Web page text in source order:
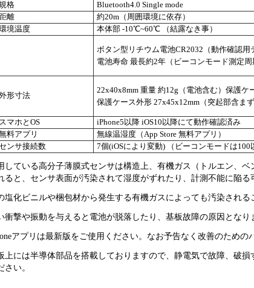
格
Bluetooth4.0 Single mode
離
約20m（周囲環境に依存）
境温度
本体部 -10℃~60℃ （結露なき事）
ボタン型リチウム電池CR2032（動作確認用
電池寿命 最長約2年（ビーコンモード測定周
形寸法
22x40x8mm 重量 約12g（電池含む）保護ケ
保護ケース外形 27x45x12mm（突起部含まず
マホとOS
iPhone5以降 iOS10以降にて動作確認済み
料アプリ
無線温湿度（App Store 無料アプリ）
ンサ接続数
7個(iOSにより変動) （ビーコンモードは100
している高分子薄膜式センサは構造上、有機ガス（トルエン、
ると、センサ表面が汚染されて湿度がずれたり、計測不能に陥る
塩化ビニルや梱包材から発生する有機ガスによっても汚染される
衝撃や振動を与えると電池が脱落したり、基板故障の原因となり
アプリは最新版をご使用ください。なお予告なく改善のための
上には半導体部品を搭載しておりますので、静電気で故障、破
さい。